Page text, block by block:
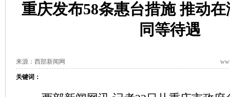
重庆发布58条惠台措施 推动
同等待遇
来源：西部新闻网
关键词：